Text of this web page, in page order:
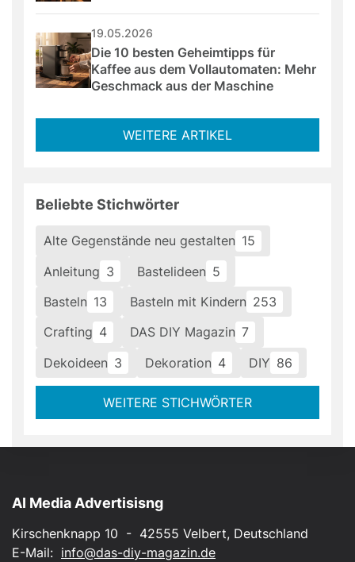
19.05.2026
Die 10 besten Geheimtipps für
Kaffee aus dem Vollautomaten: Mehr
Geschmack aus der Maschine
WEITERE ARTIKEL
Beliebte Stichwörter
Alte Gegenstände neu gestalten 15
Anleitung 3 Bastelideen 5
Basteln 13 Basteln mit Kindern 253
Crafting 4 DAS DIY Magazin 7
Dekoideen 3 Dekoration 4 DIY 86
WEITERE STICHWÖRTER
AI Media Advertisisng
Kirschenknapp 10 - 42555 Velbert, Deutschland
E-Mail: info@das-diy-magazin.de